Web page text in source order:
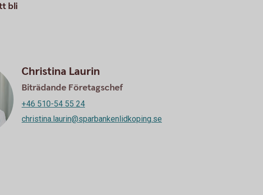
bli
Christina Laurin
Biträdande Företagschef
+46 510-54 55 24
christina.laurin@sparbankenlidkoping.se